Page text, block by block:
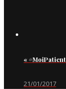
«
21/01/2017